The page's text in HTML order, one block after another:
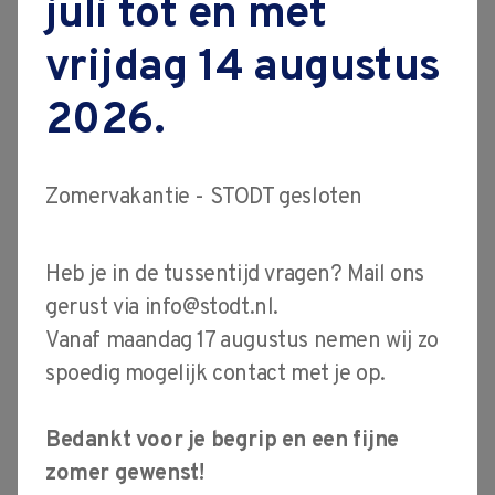
vacatures
contact
Het is een virtuele
voorstelling van een reële
entiteit en een
regelmatige uitwisseling
tussen de digitale en
‘echte’ wereld. Daarmee
vormt Digital Twins de
ultieme stap in de
digitalisering. Omdat er
een kenniskloof bestaat is
in het leven geroepen.
juli tot en met
vrijdag 14 augustus
2026.
Zomervakantie - STODT gesloten
Heb je in de tussentijd vragen? Mail ons
gerust via info@stodt.nl.
Vanaf maandag 17 augustus nemen wij zo
spoedig mogelijk contact met je op.
Bedankt voor je begrip en een fijne
zomer gewenst!